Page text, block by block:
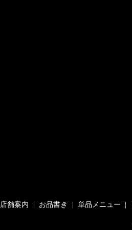
店舗案内 お品書き 単品メニュー